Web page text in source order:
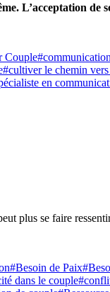
L’acceptation de
Couple
#cultiver le chemin
en
plus se faire
#Besoin de Paix
dans le couple